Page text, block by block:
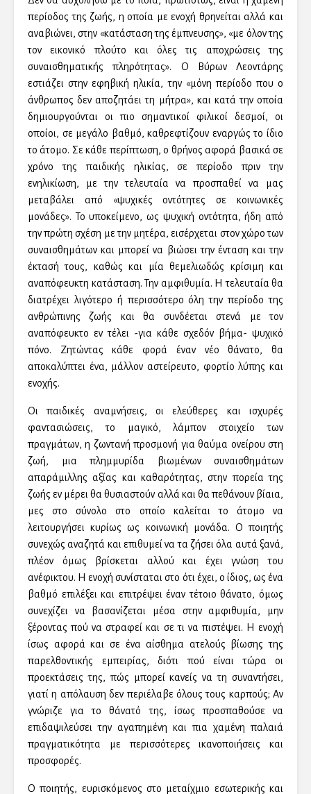
περίοδος της ζωής, η οποία με ενοχή θρηνείται αλλά και
αναβιώνει, στην «κατάσταση της έμπνευσης», «με όλον της
τον εικονικό πλούτο και όλες τις αποχρώσεις της
συναισθηματικής πληρότητας». Ο Βύρων Λεοντάρης
εστιάζει στην εφηβική ηλικία, την «μόνη περίοδο που ο
άνθρωπος δεν αποζητάει τη μήτρα», και κατά την οποία
δημιουργούνται οι πιο σημαντικοί φιλικοί δεσμοί, οι
οποίοι, σε μεγάλο βαθμό, καθρεφτίζουν εναργώς το ίδιο
το άτομο. Σε κάθε περίπτωση, ο θρήνος αφορά βασικά σε
χρόνο της παιδικής ηλικίας, σε περίοδο πριν την
ενηλικίωση, με την τελευταία να προσπαθεί να μας
μεταβάλει από «ψυχικές οντότητες σε κοινωνικές
μονάδες». Το υποκείμενο, ως ψυχική οντότητα, ήδη από
την πρώτη σχέση με την μητέρα, εισέρχεται στον χώρο των
συναισθημάτων και μπορεί να βιώσει την ένταση και την
έκτασή τους, καθώς και μία θεμελιωδώς κρίσιμη και
αναπόφευκτη κατάσταση. Την αμφιθυμία. Η τελευταία θα
διατρέχει λιγότερο ή περισσότερο όλη την περίοδο της
ανθρώπινης ζωής και θα συνδέεται στενά με τον
αναπόφευκτο εν τέλει -για κάθε σχεδόν βήμα- ψυχικό
πόνο. Ζητώντας κάθε φορά έναν νέο θάνατο, θα
αποκαλύπτει ένα, μάλλον αστείρευτο, φορτίο λύπης και
ενοχής.
Οι παιδικές αναμνήσεις, οι ελεύθερες και ισχυρές
φαντασιώσεις, το μαγικό, λάμπον στοιχείο των
πραγμάτων, η ζωντανή προσμονή για θαύμα ονείρου στη
ζωή, μια πλημμυρίδα βιωμένων συναισθημάτων
απαράμιλλης αξίας και καθαρότητας, στην πορεία της
ζωής εν μέρει θα θυσιαστούν αλλά και θα πεθάνουν βίαια,
μες στο σύνολο στο οποίο καλείται το άτομο να
λειτουργήσει κυρίως ως κοινωνική μονάδα. Ο ποιητής
συνεχώς αναζητά και επιθυμεί να τα ζήσει όλα αυτά ξανά,
πλέον όμως βρίσκεται αλλού και έχει γνώση του
ανέφικτου. Η ενοχή συνίσταται στο ότι έχει, ο ίδιος, ως ένα
βαθμό επιλέξει και επιτρέψει έναν τέτοιο θάνατο, όμως
συνεχίζει να βασανίζεται μέσα στην αμφιθυμία, μην
ξέροντας πού να στραφεί και σε τι να πιστέψει. Η ενοχή
ίσως αφορά και σε ένα αίσθημα ατελούς βίωσης της
παρελθοντικής εμπειρίας, διότι πού είναι τώρα οι
προεκτάσεις της, πώς μπορεί κανείς να τη συναντήσει,
γιατί η απόλαυση δεν περιέλαβε όλους τους καρπούς; Αν
γνώριζε για το θάνατό της, ίσως προσπαθούσε να
επιδαψιλεύσει την αγαπημένη και πια χαμένη παλαιά
πραγματικότητα με περισσότερες ικανοποιήσεις και
προσφορές.
Ο ποιητής, ευρισκόμενος στο μεταίχμιο εσωτερικής και